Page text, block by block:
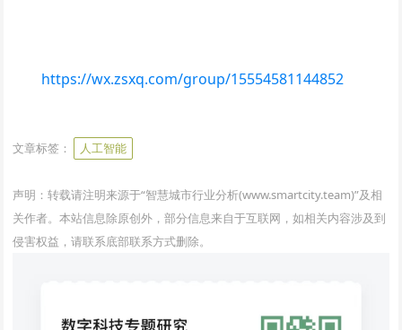
https://wx.zsxq.com/group/15554581144852
文章标签： 人工智能
声明：转载请注明来源于“智慧城市行业分析(www.smartcity.team)”及相
关作者。本站信息除原创外，部分信息来自于互联网，如相关内容涉及到
侵害权益，请联系底部联系方式删除。